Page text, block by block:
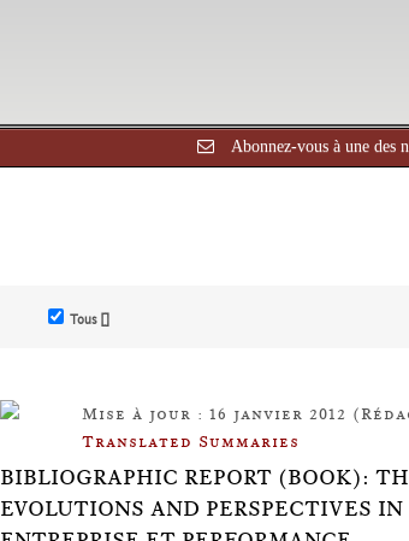
Abonnez-vous à une des
Tous []
Mise à jour : 16 janvier 2012
Translated Summaries
BIBLIOGRAPHIC REPORT (BOOK):
EVOLUTIONS AND PERSPECTIVES